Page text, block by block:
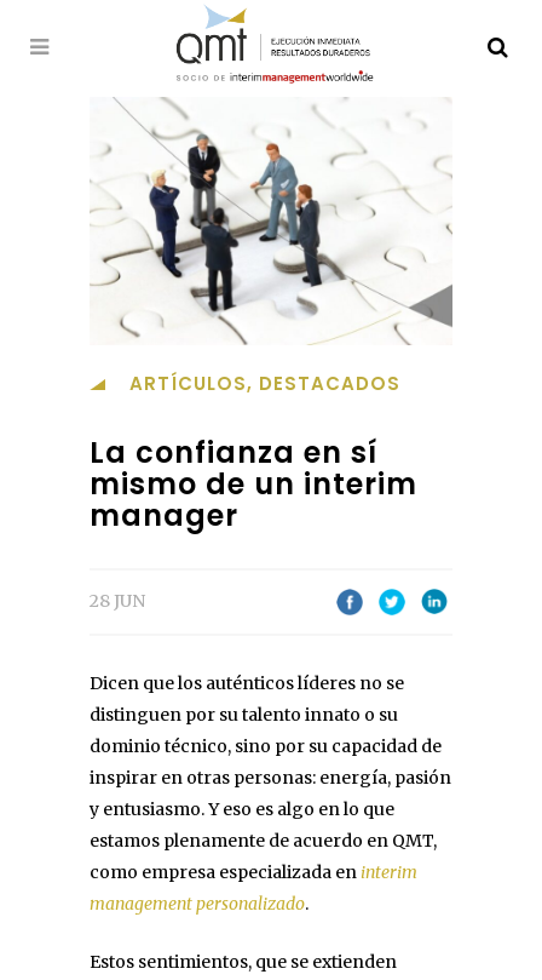
ARTÍCULOS, DESTACADOS
La confianza en sí
mismo de un interim
manager
28 JUN
Dicen que los auténticos líderes no se
distinguen por su talento innato o su
dominio técnico, sino por su capacidad de
inspirar en otras personas: energía, pasión
y entusiasmo. Y eso es algo en lo que
estamos plenamente de acuerdo en QMT,
como empresa especializada en interim
management personalizado.
Estos sentimientos, que se extienden